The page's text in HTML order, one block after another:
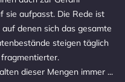
sie aufpasst. Die Rede ist
denen sich das gesamte
steigen täglich
dieser Mengen immer ...